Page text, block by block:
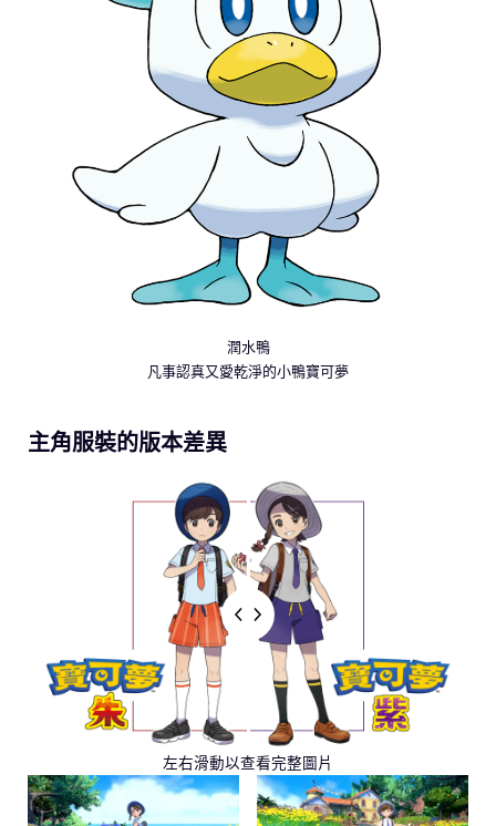
潤水鴨
凡事認真又愛乾淨的小鴨寶可夢
主角服裝的版本差異
左右滑動以查看完整圖片